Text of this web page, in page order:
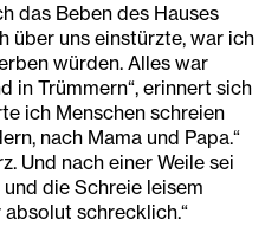
das Beben des Hauses
über uns einstürzte, war ich
würden. Alles war
in Trümmern“, erinnert sich
ich Menschen schreien
nach Mama und Papa.“
Und nach einer Weile sei
die Schreie leisem
absolut schrecklich.“